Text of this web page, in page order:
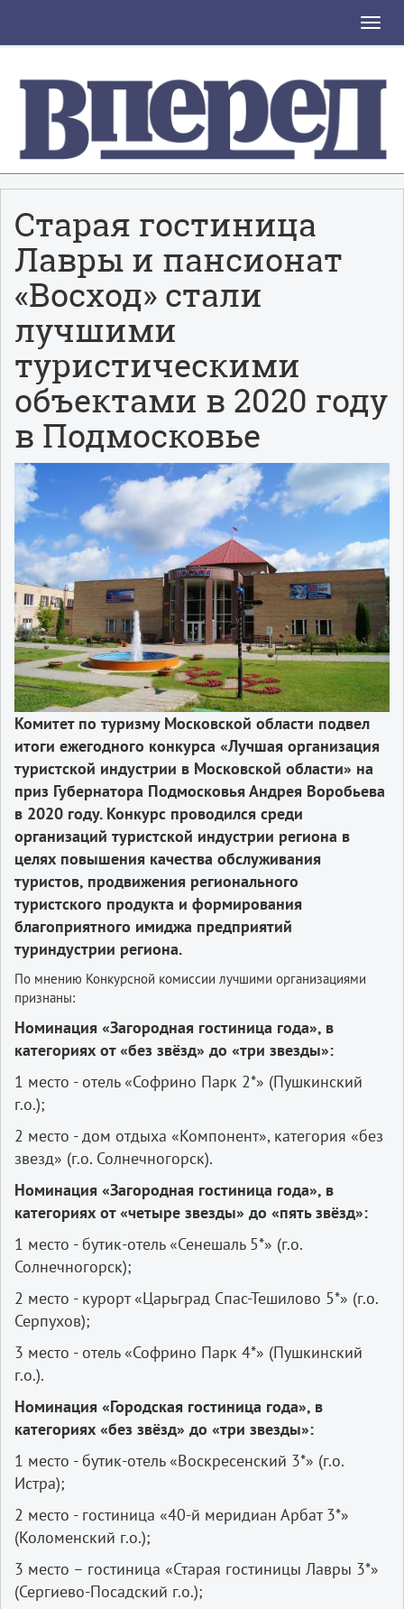
Toggle
Старая гостиница
Лавры и пансионат
«Восход» стали
лучшими
туристическими
объектами в 2020 году
в Подмосковье
Комитет по туризму Московской области подвел
итоги ежегодного конкурса «Лучшая организация
туристской индустрии в Московской области» на
приз Губернатора Подмосковья Андрея Воробьева
в 2020 году. Конкурс проводился среди
организаций туристской индустрии региона в
целях повышения качества обслуживания
туристов, продвижения регионального
туристского продукта и формирования
благоприятного имиджа предприятий
туриндустрии региона.
По мнению Конкурсной комиссии лучшими организациями
признаны:
Номинация «Загородная гостиница года», в
категориях от «без звёзд» до «три звезды»:
1 место - отель «Софрино Парк 2*» (Пушкинский
г.о.);
2 место - дом отдыха «Компонент», категория «без
звезд» (г.о. Солнечногорск).
Номинация «Загородная гостиница года», в
категориях от «четыре звезды» до «пять звёзд»:
1 место - бутик-отель «Сенешаль 5*» (г.о.
Солнечногорск);
2 место - курорт «Царьград Спас-Тешилово 5*» (г.о.
Серпухов);
3 место - отель «Софрино Парк 4*» (Пушкинский
г.о.).
Номинация «Городская гостиница года», в
категориях «без звёзд» до «три звезды»:
1 место - бутик-отель «Воскресенский 3*» (г.о.
Истра);
2 место - гостиница «40-й меридиан Арбат 3*»
(Коломенский г.о.);
3 место – гостиница «Старая гостиницы Лавры 3*»
(Сергиево-Посадский г.о.);